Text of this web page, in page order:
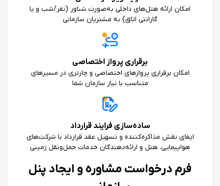
امکان ارائه هتل‌های داخلی به‌صورت شناور (نفر/شب و یا
گارانتی اتاق) به مشتریان سازمانی
برقراری پرواز اختصاصی
امکان برقراری پروازهای اختصاصی و چارتری در مسیرهای
متناسب با نیاز سازمان شما
ساده‌سازی فرایند قرارداد
ایفای نقش مذاکره‌کننده و تسهیل عقد قرارداد با شرکت‌های
هواپیمایی، هتل و ارائه‌دهندگان خدمات حمل‌ونقل زمینی
فرم درخواست مشاوره و ایجاد پنل